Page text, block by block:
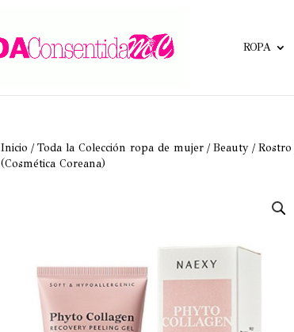
ROPA
Inicio /Toda la Colección ropa de mujer/Beauty/Rostro
(Cosmética Coreana)